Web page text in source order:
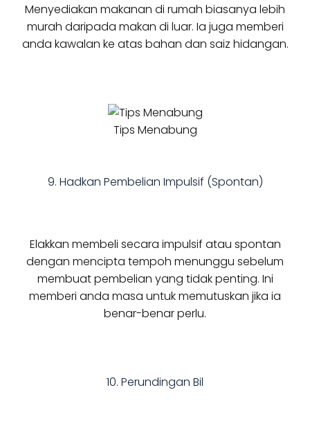
Menyediakan makanan di rumah biasanya lebih
murah daripada makan di luar. Ia juga memberi
anda kawalan ke atas bahan dan saiz hidangan.
Tips Menabung
9. Hadkan Pembelian Impulsif (Spontan)
Elakkan membeli secara impulsif atau spontan
dengan mencipta tempoh menunggu sebelum
membuat pembelian yang tidak penting. Ini
memberi anda masa untuk memutuskan jika ia
benar-benar perlu.
10. Perundingan Bil